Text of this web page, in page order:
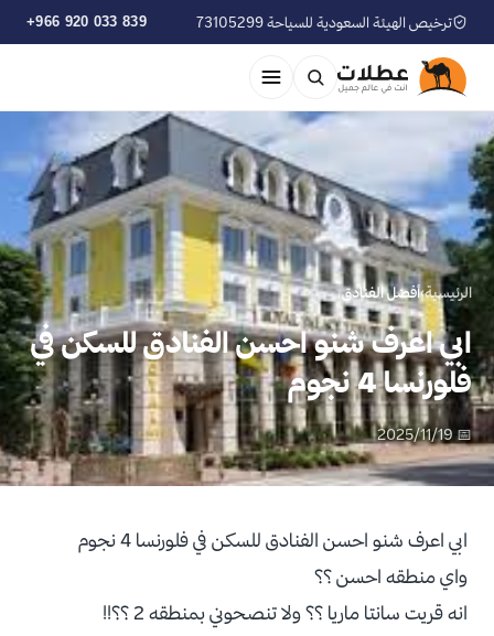
ترخيص الهيئة السعودية للسياحة 73105299 +966 920 033 839
الرئيسية›أفضل الفنادق
ابي اعرف شنو احسن الفنادق للسكن في
فلورنسا 4 نجوم
📅 2025/11/19
ابي اعرف شنو احسن الفنادق للسكن في فلورنسا 4 نجوم
واي منطقه احسن ؟؟
انه قريت سانتا ماريا ؟؟ ولا تنصحوني بمنطقه 2 ؟؟!!